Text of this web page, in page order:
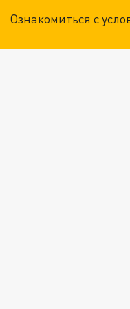
Ознакомиться с